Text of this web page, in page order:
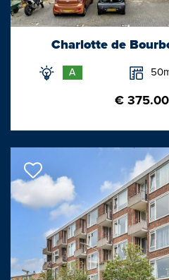
in.
Charlotte de
A
€